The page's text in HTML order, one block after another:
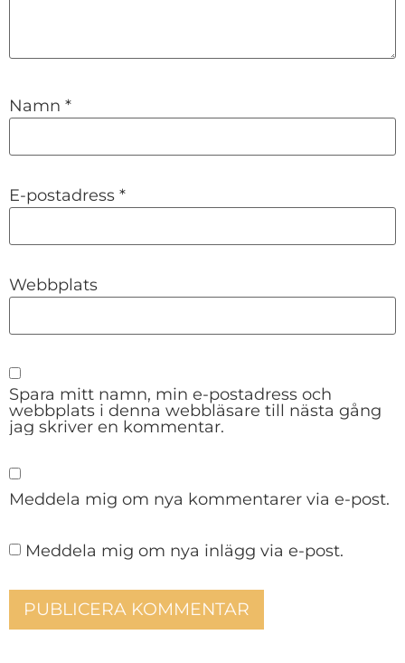
Namn *
E-postadress *
Webbplats
Spara mitt namn, min e-postadress och
webbplats i denna webbläsare till nästa gång
jag skriver en kommentar.
Meddela mig om nya kommentarer via e-post.
Meddela mig om nya inlägg via e-post.